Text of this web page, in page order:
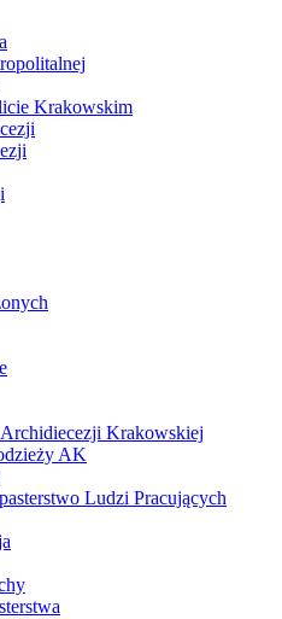
Krakowskim
Krakowskiej
AK
Ludzi Pracujących